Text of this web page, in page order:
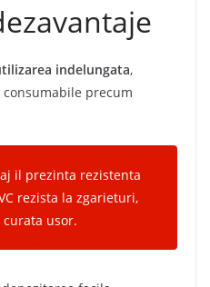
indelungata,
precum
il prezinta rezistenta
rezista la zgarieturi,
usor.